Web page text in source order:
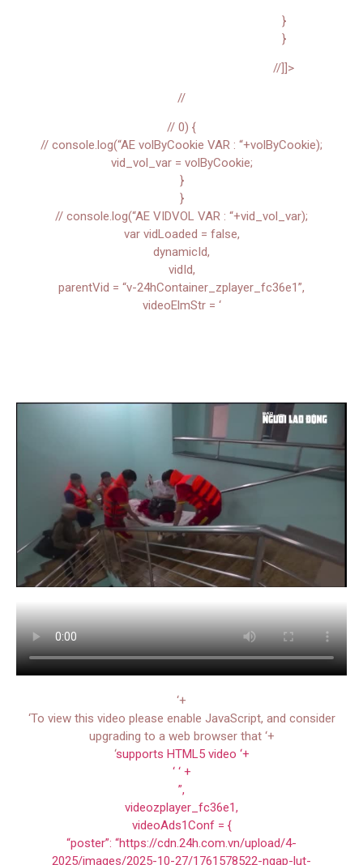
}
}
//]]>
//
// 0) {
// console.log(“AE volByCookie VAR : “+volByCookie);
vid_vol_var = volByCookie;
}
}
// console.log(“AE VIDVOL VAR : “+vid_vol_var);
var vidLoaded = false,
dynamicId,
vidId,
parentVid = “v-24hContainer_zplayer_fc36e1”,
videoElmStr = ‘
‘+
‘To view this video please enable JavaScript, and consider
upgrading to a web browser that ‘+
‘supports HTML5 video ‘+
‘ ‘ +
”,
videozplayer_fc36e1,
videoAds1Conf = {
“poster”: “https://cdn.24h.com.vn/upload/4-
2025/images/2025-10-27/1761578522-ngap-lut-